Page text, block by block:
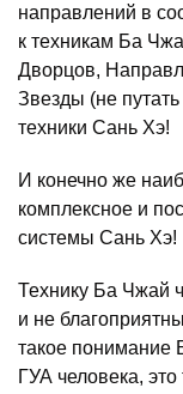
направлений в
к техникам Ба
Дворцов,
Звезды (не
техники Сань Хэ!
И конечно же
комплексное и
системы Сань Хэ!
Технику Ба Чжай
и не
такое
ГУА человека,